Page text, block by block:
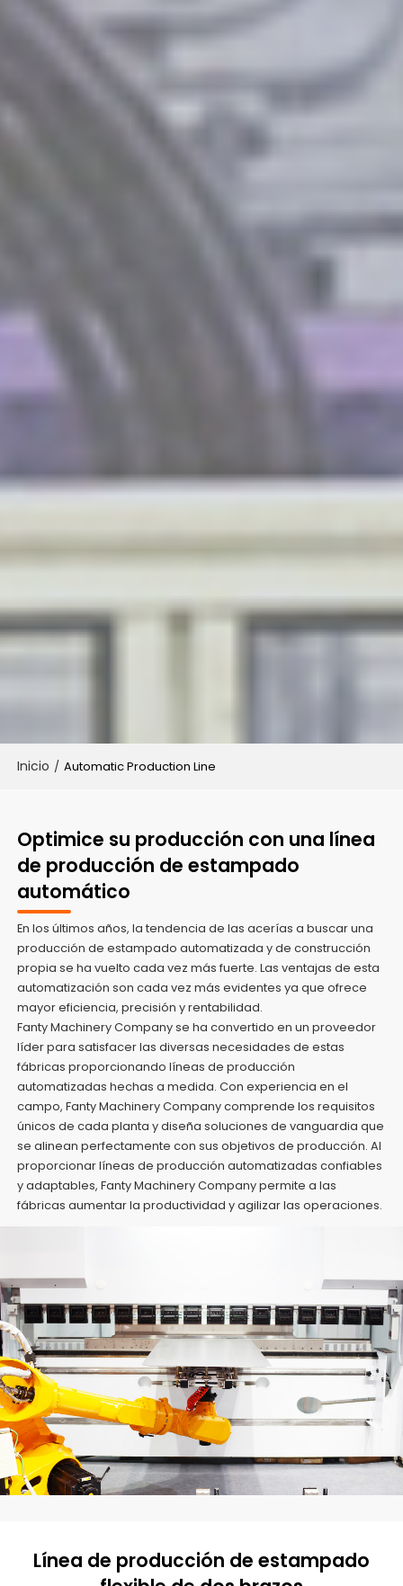
Inicio / Automatic Production Line
Optimice su producción con una línea
de producción de estampado
automático
En los últimos años, la tendencia de las acerías a buscar una
producción de estampado automatizada y de construcción
propia se ha vuelto cada vez más fuerte. Las ventajas de esta
automatización son cada vez más evidentes ya que ofrece
mayor eficiencia, precisión y rentabilidad.
Fanty Machinery Company se ha convertido en un proveedor
líder para satisfacer las diversas necesidades de estas
fábricas proporcionando líneas de producción
automatizadas hechas a medida. Con experiencia en el
campo, Fanty Machinery Company comprende los requisitos
únicos de cada planta y diseña soluciones de vanguardia que
se alinean perfectamente con sus objetivos de producción. Al
proporcionar líneas de producción automatizadas confiables
y adaptables, Fanty Machinery Company permite a las
fábricas aumentar la productividad y agilizar las operaciones.
Línea de producción de estampado